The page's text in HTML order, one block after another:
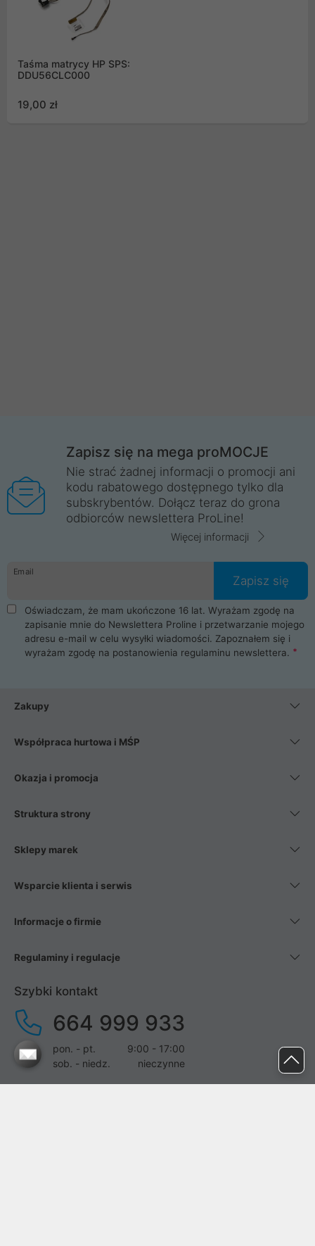
Taśma matrycy HP SPS:
DDU56CLC000
19,00 zł
Zapisz się na mega proMOCJE
Nie strać żadnej informacji o promocji ani
kodu rabatowego dostępnego tylko dla
subskrybentów. Dołącz teraz do grona
odbiorców newslettera ProLine!
Więcej informacji
Email
Zapisz się
Oświadczam, że mam ukończone 16 lat. Wyrażam zgodę na
zapisanie mnie do Newslettera Proline i przetwarzanie mojego
adresu e-mail w celu wysyłki wiadomości. Zapoznałem się i
wyrażam zgodę na postanowienia regulaminu newslettera.
Zakupy
Współpraca hurtowa i MŚP
Okazja i promocja
Struktura strony
Sklepy marek
Wsparcie klienta i serwis
Informacje o firmie
Regulaminy i regulacje
Szybki kontakt
664 999 933
pon. - pt.
9:00 - 17:00
sob. - niedz.
nieczynne